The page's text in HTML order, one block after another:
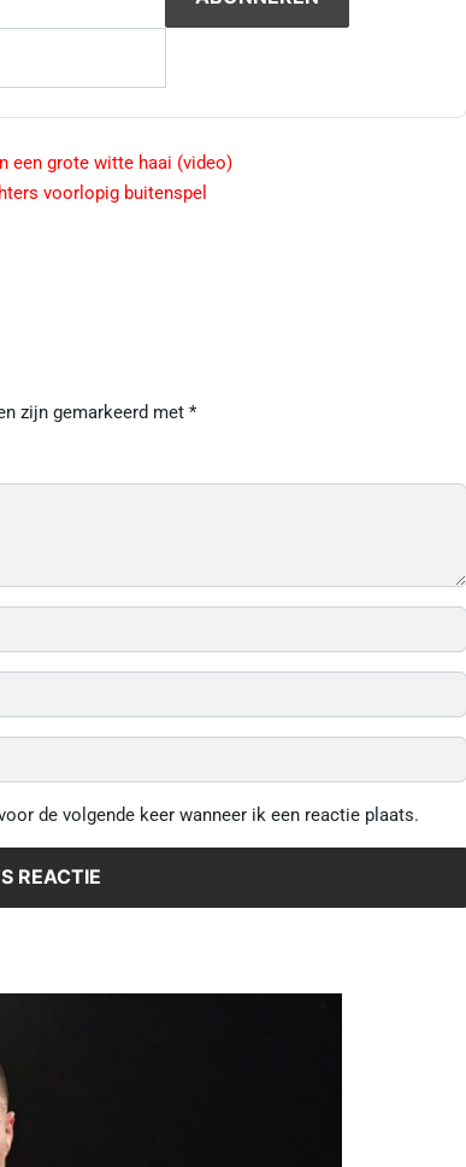
een grote witte haai (video)
voorlopig buitenspel
zijn gemarkeerd met *
de volgende keer wanneer ik een reactie plaats.